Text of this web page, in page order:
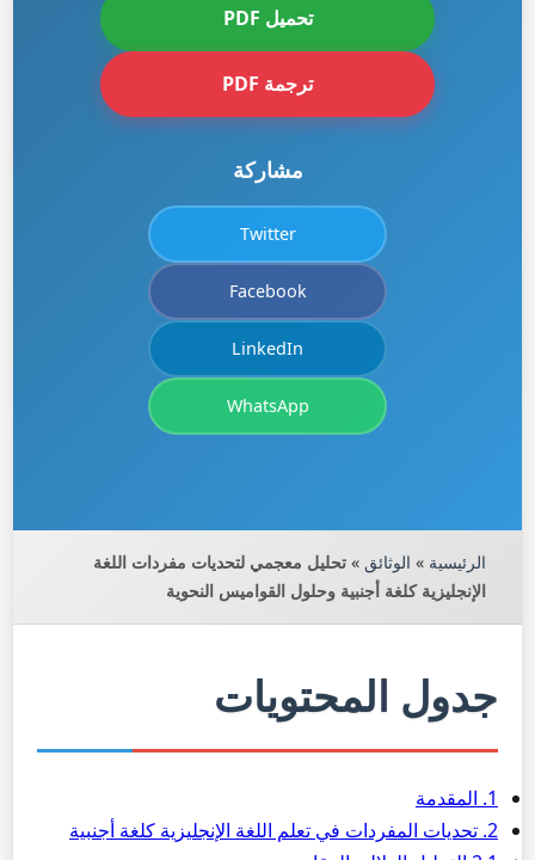
تحميل PDF
ترجمة PDF
مشاركة
Twitter
Facebook
LinkedIn
WhatsApp
الرئيسية » الوثائق » تحليل معجمي لتحديات مفردات اللغة
الإنجليزية كلغة أجنبية وحلول القواميس النحوية
جدول المحتويات
1. المقدمة
2. تحديات المفردات في تعلم اللغة الإنجليزية كلغة أجنبية